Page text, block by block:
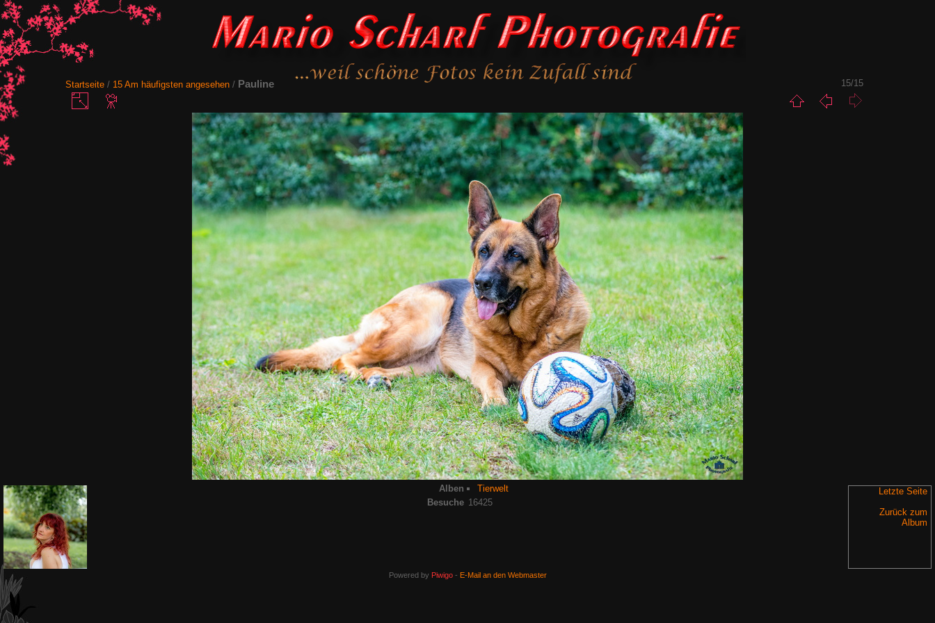
Startseite / 15 Am häufigsten angesehen / Pauline 15/15
Letzte Seite
Zurück zum
Album
Alben
Tierwelt
Besuche 16425
Powered by Piwigo- E-Mail an den Webmaster